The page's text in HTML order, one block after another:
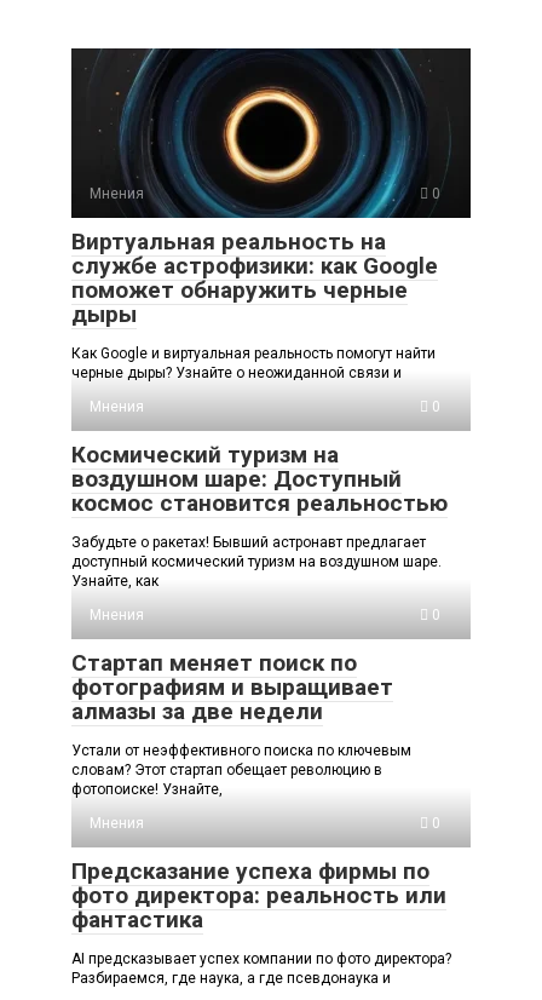
Мнения 0
Виртуальная реальность на
службе астрофизики: как Google
поможет обнаружить черные
дыры
Как Google и виртуальная реальность помогут найти
черные дыры? Узнайте о неожиданной связи и
Мнения
0
Космический туризм на
воздушном шаре: Доступный
космос становится реальностью
Забудьте о ракетах! Бывший астронавт предлагает
доступный космический туризм на воздушном шаре.
Узнайте, как
Мнения
0
Стартап меняет поиск по
фотографиям и выращивает
алмазы за две недели
Устали от неэффективного поиска по ключевым
словам? Этот стартап обещает революцию в
фотопоиске! Узнайте,
Мнения
0
Предсказание успеха фирмы по
фото директора: реальность или
фантастика
AI предсказывает успех компании по фото директора?
Разбираемся, где наука, а где псевдонаука и